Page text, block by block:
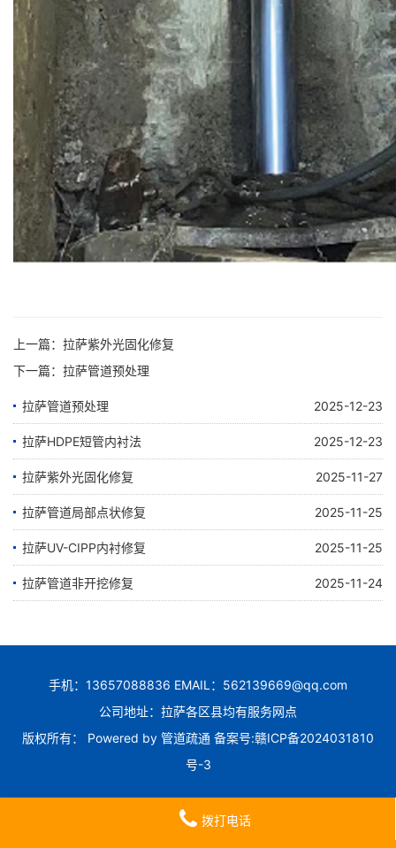
上一篇： 拉萨紫外光固化修复
下一篇： 拉萨管道预处理
拉萨管道预处理 2025-12-23
拉萨HDPE短管内衬法 2025-12-23
拉萨紫外光固化修复 2025-11-27
拉萨管道局部点状修复 2025-11-25
拉萨UV-CIPP内衬修复 2025-11-25
拉萨管道非开挖修复 2025-11-24
手机：13657088836 EMAIL：562139669@qq.com
公司地址：拉萨各区县均有服务网点
版权所有： Powered by 管道疏通 备案号:赣ICP备2024031810
号-3
拨打电话